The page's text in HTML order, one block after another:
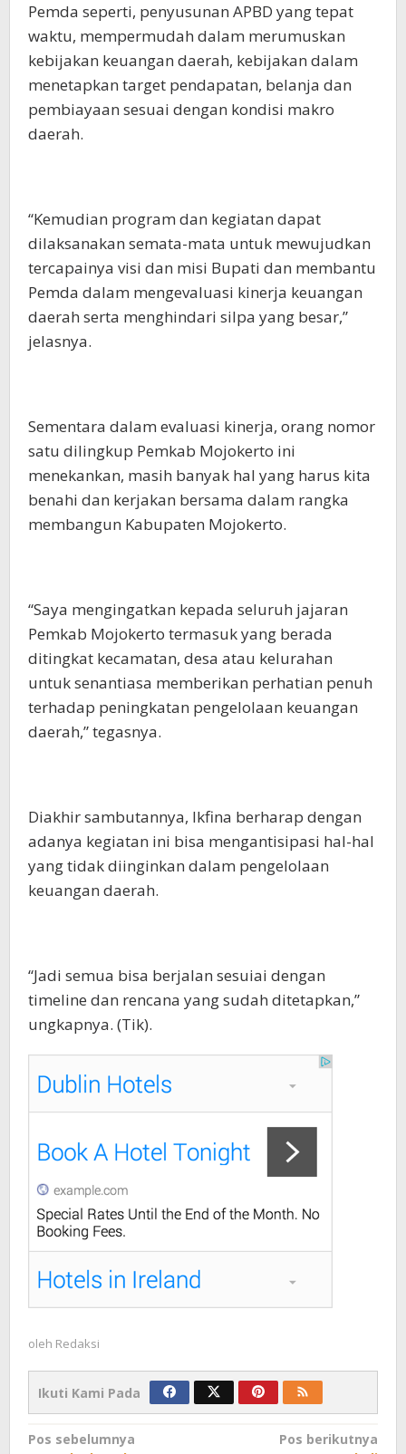
Pemda seperti, penyusunan APBD yang tepat
waktu, mempermudah dalam merumuskan
kebijakan keuangan daerah, kebijakan dalam
menetapkan target pendapatan, belanja dan
pembiayaan sesuai dengan kondisi makro
daerah.
“Kemudian program dan kegiatan dapat
dilaksanakan semata-mata untuk mewujudkan
tercapainya visi dan misi Bupati dan membantu
Pemda dalam mengevaluasi kinerja keuangan
daerah serta menghindari silpa yang besar,”
jelasnya.
Sementara dalam evaluasi kinerja, orang nomor
satu dilingkup Pemkab Mojokerto ini
menekankan, masih banyak hal yang harus kita
benahi dan kerjakan bersama dalam rangka
membangun Kabupaten Mojokerto.
“Saya mengingatkan kepada seluruh jajaran
Pemkab Mojokerto termasuk yang berada
ditingkat kecamatan, desa atau kelurahan
untuk senantiasa memberikan perhatian penuh
terhadap peningkatan pengelolaan keuangan
daerah,” tegasnya.
Diakhir sambutannya, Ikfina berharap dengan
adanya kegiatan ini bisa mengantisipasi hal-hal
yang tidak diinginkan dalam pengelolaan
keuangan daerah.
“Jadi semua bisa berjalan sesuiai dengan
timeline dan rencana yang sudah ditetapkan,”
ungkapnya. (Tik).
oleh Redaksi
Ikuti Kami Pada
Navigasi
Pos sebelumnya
Pos berikutnya